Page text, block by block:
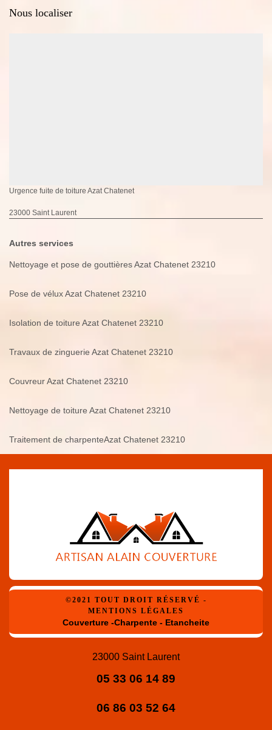
Nous localiser
Urgence fuite de toiture Azat Chatenet
23000 Saint Laurent
Autres services
Nettoyage et pose de gouttières Azat Chatenet 23210
Pose de vélux Azat Chatenet 23210
Isolation de toiture Azat Chatenet 23210
Travaux de zinguerie Azat Chatenet 23210
Couvreur Azat Chatenet 23210
Nettoyage de toiture Azat Chatenet 23210
Traitement de charpenteAzat Chatenet 23210
©2021 TOUT DROIT RÉSERVÉ -
MENTIONS LÉGALES
Couverture -Charpente - Etancheite
23000 Saint Laurent
05 33 06 14 89
06 86 03 52 64